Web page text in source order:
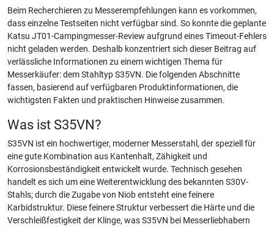
Beim Recherchieren zu Messerempfehlungen kann es vorkommen,
dass einzelne Testseiten nicht verfügbar sind. So konnte die geplante
Katsu JT01-Campingmesser-Review aufgrund eines Timeout-Fehlers
nicht geladen werden. Deshalb konzentriert sich dieser Beitrag auf
verlässliche Informationen zu einem wichtigen Thema für
Messerkäufer: dem Stahltyp S35VN. Die folgenden Abschnitte
fassen, basierend auf verfügbaren Produktinformationen, die
wichtigsten Fakten und praktischen Hinweise zusammen.
Was ist S35VN?
S35VN ist ein hochwertiger, moderner Messerstahl, der speziell für
eine gute Kombination aus Kantenhalt, Zähigkeit und
Korrosionsbeständigkeit entwickelt wurde. Technisch gesehen
handelt es sich um eine Weiterentwicklung des bekannten S30V-
Stahls; durch die Zugabe von Niob entsteht eine feinere
Karbidstruktur. Diese feinere Struktur verbessert die Härte und die
Verschleißfestigkeit der Klinge, was S35VN bei Messerliebhabern